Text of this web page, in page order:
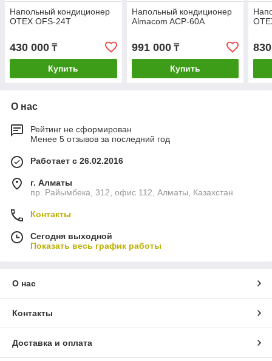
Напольный кондиционер
OTEX OFS-24T
430 000 ₸
Купить
Напольный кондиционер
Almacom ACP-60A
991 000₸
Купить
О нас
Рейтинг не сформирован
Менее 5 отзывов за последний год
Работает с 26.02.2016
г. Алматы
пр. Райымбека, 312, офис 112, Алматы, Казахстан
Контакты
Сегодня выходной
Показать весь график работы
О нас
Контакты
Доставка и оплата